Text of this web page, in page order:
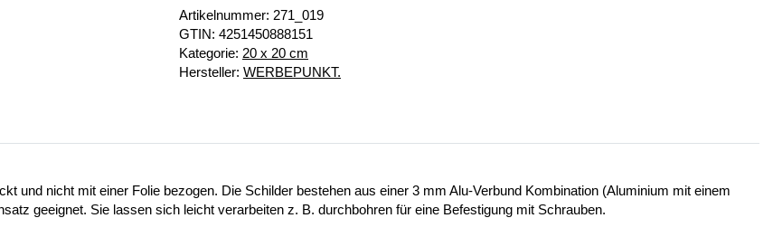
Artikelnummer: 271_019
GTIN: 4251450888151
Kategorie: 20 x 20 cm
Hersteller: WERBEPUNKT.
und nicht mit einer Folie bezogen. Die Schilder bestehen aus einer 3 mm Alu-Verbund Kombination (Aluminium mit einem
geeignet. Sie lassen sich leicht verarbeiten z. B. durchbohren für eine Befestigung mit Schrauben.